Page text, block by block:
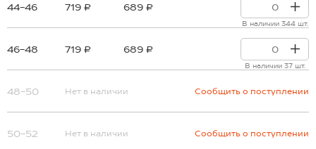
44-46 719 ₽ 689 ₽
В наличии 344 шт.
46-48 719 ₽ 689 ₽
В наличии 37 шт.
48-50 Нет в наличии Сообщить о поступлении
50-52 Нет в наличии Сообщить о поступлении